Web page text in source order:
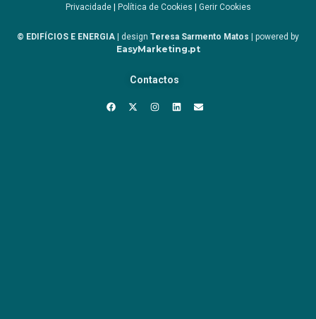
Privacidade| Política de Cookies | Gerir Cookies
© EDIFÍCIOS E ENERGIA | design Teresa Sarmento Matos | powered by
EasyMarketing.pt
Contactos